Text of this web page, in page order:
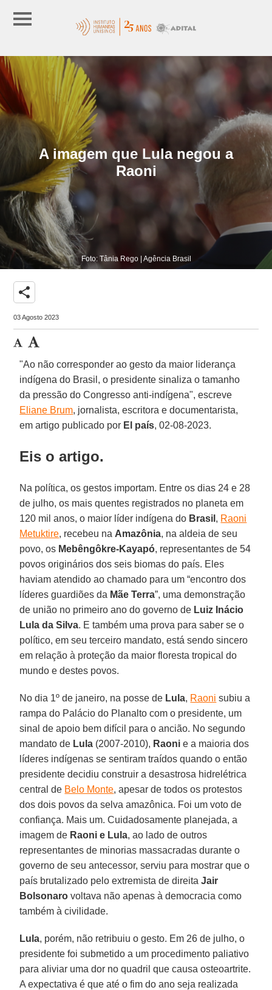
A imagem que Lula negou a
Raoni
Foto: Tânia Rego | Agência Brasil
share
03 Agosto 2023
"Ao não corresponder ao gesto da maior liderança
indígena do Brasil, o presidente sinaliza o tamanho
da pressão do Congresso anti-indígena", escreve
Eliane Brum, jornalista, escritora e documentarista,
em artigo publicado por El país, 02-08-2023.
Eis o artigo.
Na política, os gestos importam. Entre os dias 24 e 28
de julho, os mais quentes registrados no planeta em
120 mil anos, o maior líder indígena do Brasil , Raoni
Metuktire, recebeu na Amazônia, na aldeia de seu
povo, os Mebêngôkre-Kayapó, representantes de 54
povos originários dos seis biomas do país. Eles
haviam atendido ao chamado para um “encontro dos
líderes guardiões da Mãe Terra”, uma demonstração
de união no primeiro ano do governo de Luiz Inácio
Lula da Silva. E também uma prova para saber se o
político, em seu terceiro mandato, está sendo sincero
em relação à proteção da maior floresta tropical do
mundo e destes povos.
No dia 1º de janeiro, na posse de Lula, Raoni subiu a
rampa do Palácio do Planalto com o presidente, um
sinal de apoio bem difícil para o ancião. No segundo
mandato de Lula (2007-2010), Raoni e a maioria dos
líderes indígenas se sentiram traídos quando o então
presidente decidiu construir a desastrosa hidrelétrica
central de Belo Monte, apesar de todos os protestos
dos dois povos da selva amazônica. Foi um voto de
confiança. Mais um. Cuidadosamente planejada, a
imagem de Raoni e Lula, ao lado de outros
representantes de minorias massacradas durante o
governo de seu antecessor, serviu para mostrar que o
país brutalizado pelo extremista de direitaJair
Bolsonaro voltava não apenas à democracia como
também à civilidade.
Lula, porém, não retribuiu o gesto. Em 26 de julho, o
presidente foi submetido a um procedimento paliativo
para aliviar uma dor no quadril que causa osteoartrite.
A expectativa é que até o fim do ano seja realizada